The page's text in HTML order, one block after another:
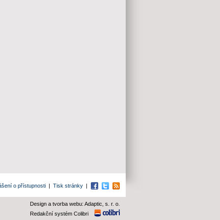
o přístupnosti | Tisk stránky | Facebook
TwitterRSS
Design a tvorba webu: Adaptic, s. r. o.
Redakční systém Colibri